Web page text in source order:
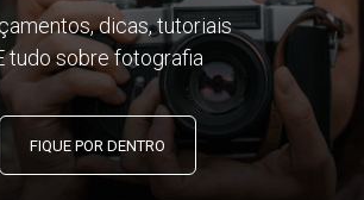
dicas, tutoriais
tudo sobre fotografia
FIQUE POR DENTRO